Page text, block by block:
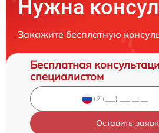
Нужна
Закажите бесплатную
Бесплатная
специалистом
Оставить